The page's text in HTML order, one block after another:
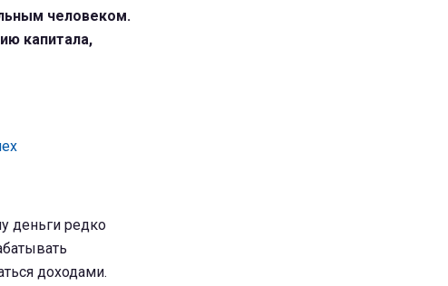
человеком.
капитала,
деньги редко
доходами.